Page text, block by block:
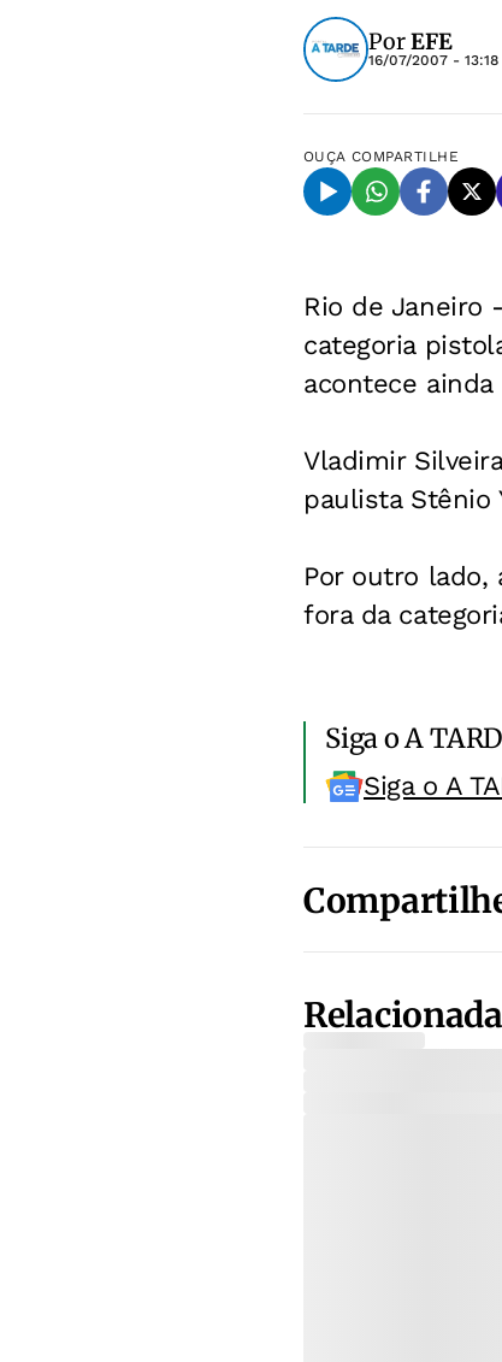
PorEFE
16/07/2007 - 13:18
OUÇA COMPARTILHE
Rio de Janeiro -
categoria
acontece ainda
Vladimir
paulista Stênio
Por outro lado,
fora da
Siga o A
Siga o A